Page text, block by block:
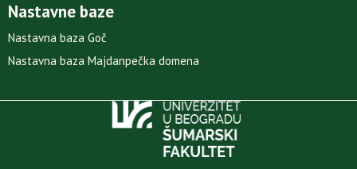
Nastavne baze
Nastavna baza Goč
Nastavna baza Majdanpečka domena